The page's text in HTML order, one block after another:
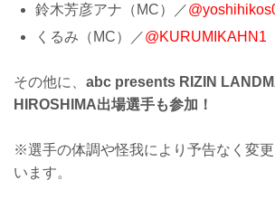
鈴木芳彦アナ（MC）／
くるみ（MC）／@KURUMIKAHN1
その他に、 abc presents RIZIN
HIROSHIMA出場選手も参加！
※選手の体調や怪我により予告なく変
います。